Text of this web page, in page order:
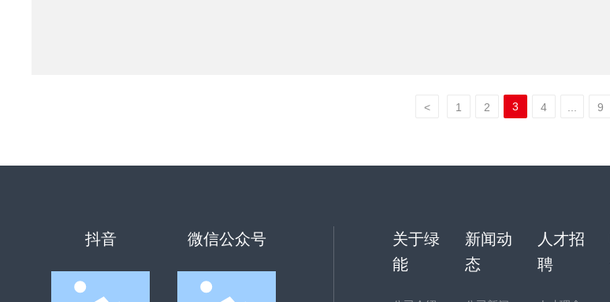
< 1 2 3 4 9
抖音 微信公众号
关于绿
能
新闻动
态
人才招
聘